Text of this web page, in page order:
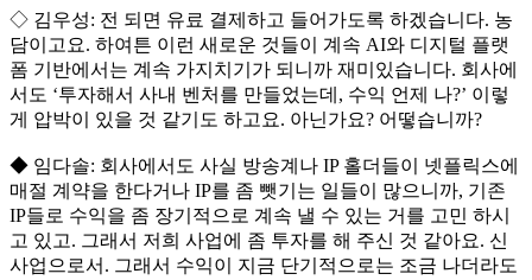
◇ 김우성: 전 되면 유료 결제하고 들어가도록 하겠습니다. 농
담이고요. 하여튼 이런 새로운 것들이 계속 AI와 디지털 플랫
폼 기반에서는 계속 가지치기가 되니까 재미있습니다. 회사에
서도 ‘투자해서 사내 벤처를 만들었는데, 수익 언제 나?’ 이렇
게 압박이 있을 것 같기도 하고요. 아닌가요? 어떻습니까?
◆ 임다솔: 회사에서도 사실 방송계나 IP 홀더들이 넷플릭스에
매절 계약을 한다거나 IP를 좀 뺏기는 일들이 많으니까, 기존
IP들로 수익을 좀 장기적으로 계속 낼 수 있는 거를 고민 하시
고 있고. 그래서 저희 사업에 좀 투자를 해 주신 것 같아요. 신
사업으로서. 그래서 수익이 지금 단기적으로는 조금 나더라도